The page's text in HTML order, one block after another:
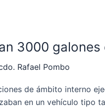
3000
Rafael Pombo
de ámbito interno
en un vehículo tipo